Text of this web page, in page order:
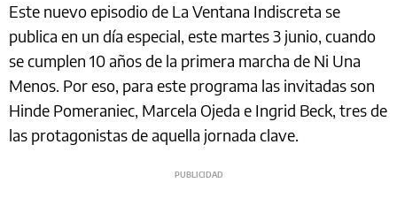
Este nuevo episodio de La Ventana Indiscreta se
publica en un día especial, este martes 3 junio, cuando
se cumplen 10 años de la primera marcha de Ni Una
Menos. Por eso, para este programa las invitadas son
Hinde Pomeraniec, Marcela Ojeda e Ingrid Beck, tres de
las protagonistas de aquella jornada clave.